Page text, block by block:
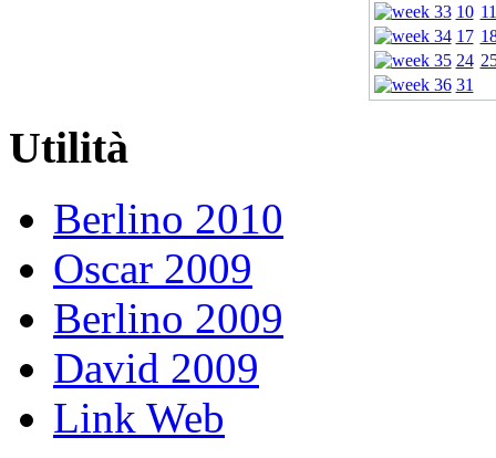
10 11
17
24
31
Utilità
Berlino 2010
Oscar 2009
Berlino 2009
David 2009
Link Web